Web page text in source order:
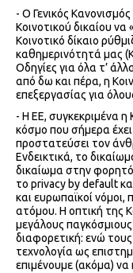
- Ο Γενικός
Κοινοτικού δικαίου
Κοινοτικό δίκαιο
καθημερινότητά μας
Οδηγίες για όλα τ’
από δω και πέρα, η
επεξεργασίας για
- Η ΕΕ, συγκεκριμένα η
κόσμο που σήμερα
προστατεύσει τον
Ενδεικτικά, το
δικαίωμα στην
το privacy by default
και ευρωπαϊκοί
ατόμου. Η οπτική της
μεγάλους παγκόσμιους
διαφορετική: ενώ
τεχνολογία ως
επιμένουμε (ακόμα)